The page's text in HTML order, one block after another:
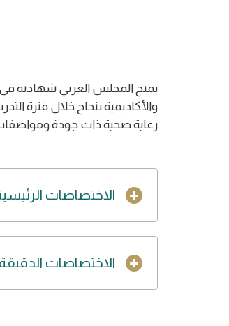
يمنح المجلس العربي شهادته في
والأكاديمية بنجاح خلال فترة
رعاية صحية ذات جودة ومواصفات
الاختصاصات
الاختصاصات الدقيقة